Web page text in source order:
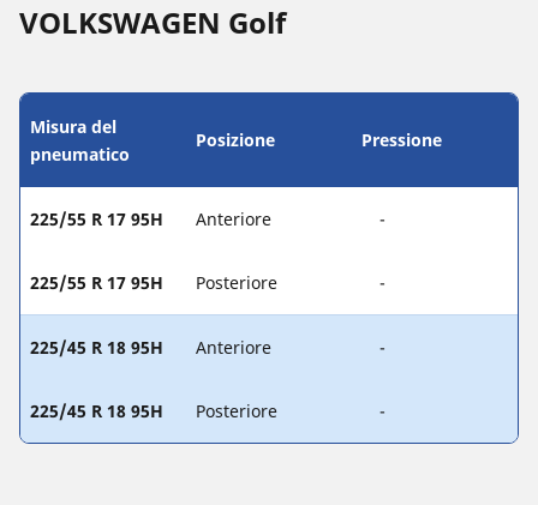
VOLKSWAGEN Golf
Misura del
pneumatico
Posizione Pressione
225/55 R 17 95H Anteriore -
225/55 R 17 95H Posteriore -
225/45 R 18 95H Anteriore -
225/45 R 18 95H Posteriore -